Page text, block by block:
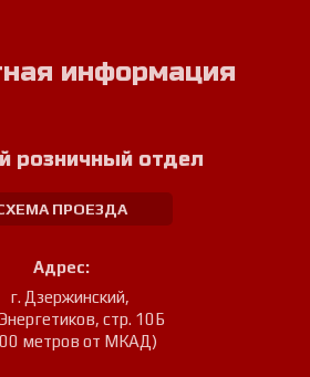
информация
розничный отдел
ПРОЕЗДА
Адрес:
г. Дзержинский,
стр. 10Б
метров от МКАД)